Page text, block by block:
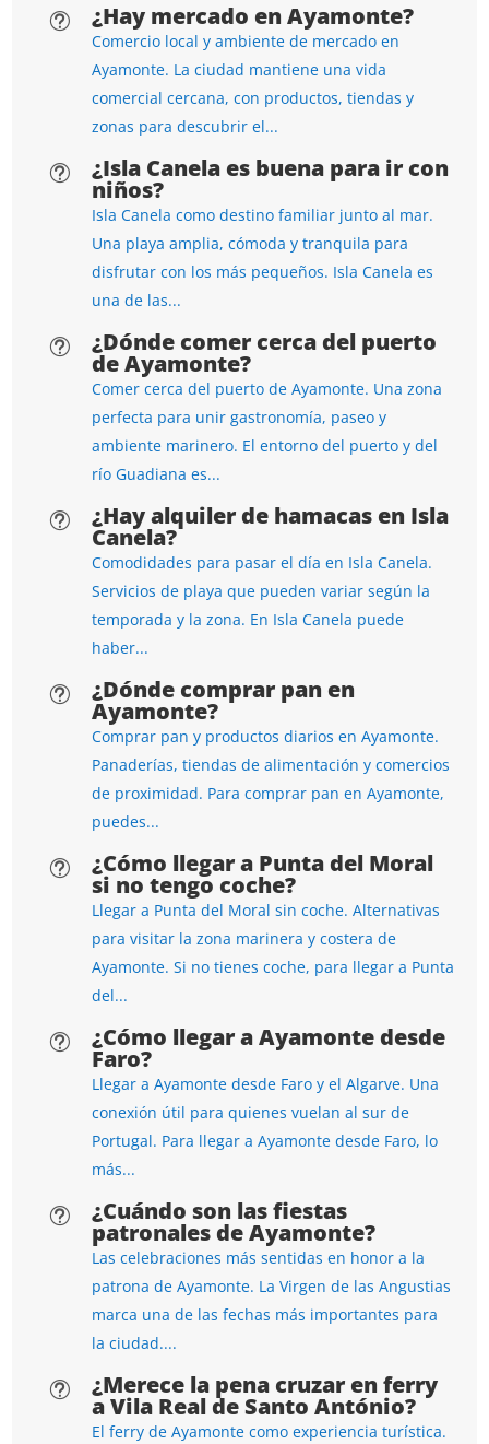
t ¿Hay mercado en Ayamonte?
Comercio local y ambiente de mercado en
Ayamonte. La ciudad mantiene una vida
comercial cercana, con productos, tiendas y
zonas para descubrir el...
t ¿Isla Canela es buena para ir con
niños?
Isla Canela como destino familiar junto al mar.
Una playa amplia, cómoda y tranquila para
disfrutar con los más pequeños. Isla Canela es
una de las...
t ¿Dónde comer cerca del puerto
de Ayamonte?
Comer cerca del puerto de Ayamonte. Una zona
perfecta para unir gastronomía, paseo y
ambiente marinero. El entorno del puerto y del
río Guadiana es...
t ¿Hay alquiler de hamacas en Isla
Canela?
Comodidades para pasar el día en Isla Canela.
Servicios de playa que pueden variar según la
temporada y la zona. En Isla Canela puede
haber...
t ¿Dónde comprar pan en
Ayamonte?
Comprar pan y productos diarios en Ayamonte.
Panaderías, tiendas de alimentación y comercios
de proximidad. Para comprar pan en Ayamonte,
puedes...
t ¿Cómo llegar a Punta del Moral
si no tengo coche?
Llegar a Punta del Moral sin coche. Alternativas
para visitar la zona marinera y costera de
Ayamonte. Si no tienes coche, para llegar a Punta
del...
t ¿Cómo llegar a Ayamonte desde
Faro?
Llegar a Ayamonte desde Faro y el Algarve. Una
conexión útil para quienes vuelan al sur de
Portugal. Para llegar a Ayamonte desde Faro, lo
más...
t ¿Cuándo son las fiestas
patronales de Ayamonte?
Las celebraciones más sentidas en honor a la
patrona de Ayamonte. La Virgen de las Angustias
marca una de las fechas más importantes para
la ciudad....
t ¿Merece la pena cruzar en ferry
a Vila Real de Santo António?
El ferry de Ayamonte como experiencia turística.